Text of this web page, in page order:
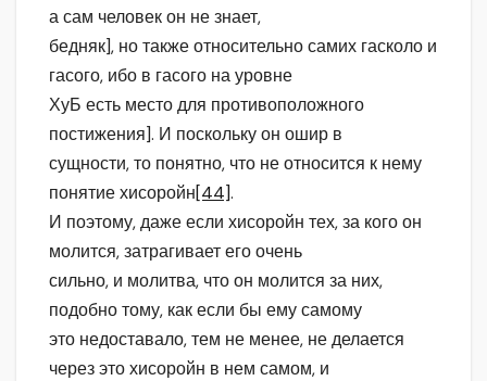
а сам человек он не знает,
бедняк], но также относительно самих гасколо и
гасого, ибо в гасого на уровне
ХуБ есть место для противоположного
постижения]. И поскольку он ошир в
сущности, то понятно, что не относится к нему
понятие хисоройн[44].
И поэтому, даже если хисоройн тех, за кого он
молится, затрагивает его очень
сильно, и молитва, что он молится за них,
подобно тому, как если бы ему самому
это недоставало, тем не менее, не делается
через это хисоройн в нем самом, и